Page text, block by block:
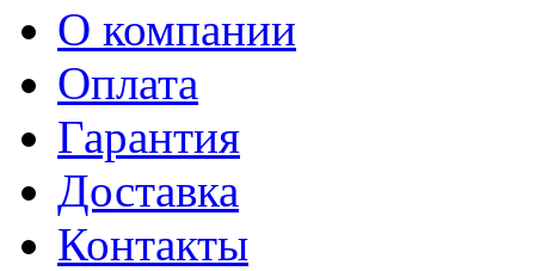
О компании
Оплата
Гарантия
Доставка
Контакты